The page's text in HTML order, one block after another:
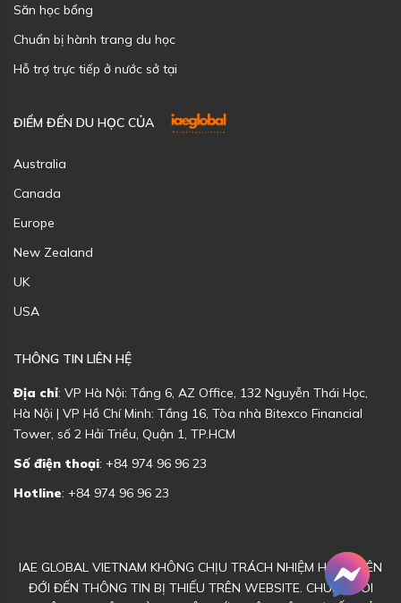
Săn học bổng
Chuẩn bị hành trang du học
Hỗ trợ trực tiếp ở nước sở tại
ĐIỂM ĐẾN DU HỌC CỦA
Australia
Canada
Europe
New Zealand
UK
USA
THÔNG TIN LIÊN HỆ
Địa chỉ: VP Hà Nội: Tầng 6, AZ Office, 132 Nguyễn Thái Học,
Hà Nội | VP Hồ Chí Minh: Tầng 16, Tòa nhà Bitexco Financial
Tower, số 2 Hải Triều, Quận 1, TP.HCM
Số điện thoại: +84 974 96 96 23
Hotline: +84 974 96 96 23
IAE GLOBAL VIETNAM KHÔNG CHỊU TRÁCH NHIỆM HOẶC LIÊN
ĐỚI ĐẾN THÔNG TIN BỊ THIẾU TRÊN WEBSITE. CHÚNG TÔI